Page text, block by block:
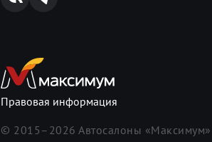
Правовая информация
© 2015– 2026 Автосалоны «Максимум»